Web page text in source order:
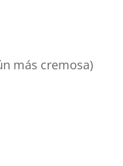
más cremosa)